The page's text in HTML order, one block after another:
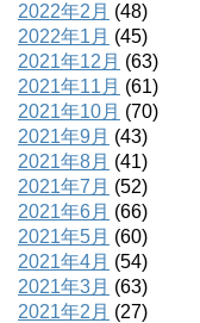
2022年2月 (48)
2022年1月 (45)
2021年12月 (63)
2021年11月 (61)
2021年10月 (70)
2021年9月 (43)
2021年8月 (41)
2021年7月 (52)
2021年6月 (66)
2021年5月 (60)
2021年4月 (54)
2021年3月 (63)
2021年2月 (27)